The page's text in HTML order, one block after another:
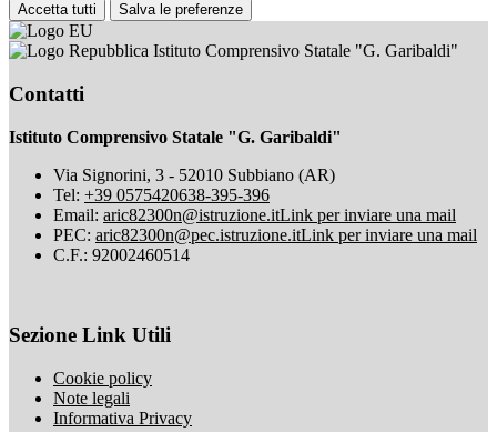
Accetta tutti Salva le preferenze
Istituto Comprensivo Statale "G. Garibaldi"
Contatti
Istituto Comprensivo Statale "G. Garibaldi"
Via Signorini, 3 - 52010 Subbiano (AR)
Tel: +39 0575420638-395-396
Email: aric82300n@istruzione.itLink per inviare una mail
PEC: aric82300n@pec.istruzione.itLink per inviare una mail
C.F.: 92002460514
Sezione Link Utili
Cookie policy
Note legali
Informativa Privacy